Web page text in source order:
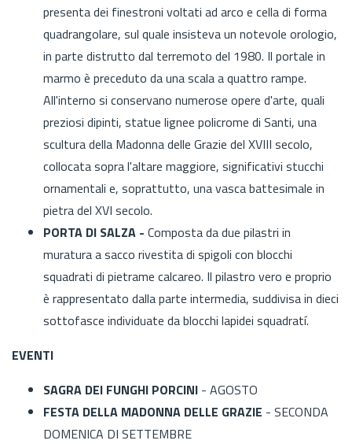
presenta dei finestroni voltati ad arco e cella di forma
quadrangolare, sul quale insisteva un notevole orologio,
in parte distrutto dal terremoto del 1980. Il portale in
marmo è preceduto da una scala a quattro rampe.
All'interno si conservano numerose opere d'arte, quali
preziosi dipinti, statue lignee policrome di Santi, una
scultura della Madonna delle Grazie del XVIII secolo,
collocata sopra l'altare maggiore, significativi stucchi
ornamentali e, soprattutto, una vasca battesimale in
pietra del XVI secolo.
PORTA DI SALZA - Composta da due pilastri in
muratura a sacco rivestita di spigoli con blocchi
squadrati di pietrame calcareo. Il pilastro vero e proprio
è rappresentato dalla parte intermedia, suddivisa in dieci
sottofasce individuate da blocchi lapidei squadratí.
EVENTI
SAGRA DEI FUNGHI PORCINI - AGOSTO
FESTA DELLA MADONNA DELLE GRAZIE - SECONDA
DOMENICA DI SETTEMBRE